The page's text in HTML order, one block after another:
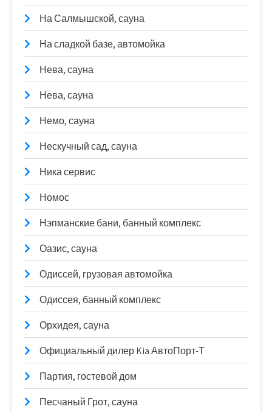
На Салмышской, сауна
На сладкой базе, автомойка
Нева, сауна
Нева, сауна
Немо, сауна
Нескучный сад, сауна
Ника сервис
Номос
Нэпманские бани, банный комплекс
Оазис, сауна
Одиссей, грузовая автомойка
Одиссея, банный комплекс
Орхидея, сауна
Официальный дилер Kia АвтоПорт-Т
Партия, гостевой дом
Песчаный Грот, сауна